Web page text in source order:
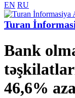
EN RU
Turan
Bank
46,6%